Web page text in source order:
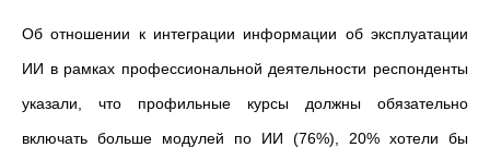
Об отношении к интеграции информации об эксплуатации
ИИ в рамках профессиональной деятельности респонденты
указали, что профильные курсы должны обязательно
включать больше модулей по ИИ (76%), 20% хотели бы